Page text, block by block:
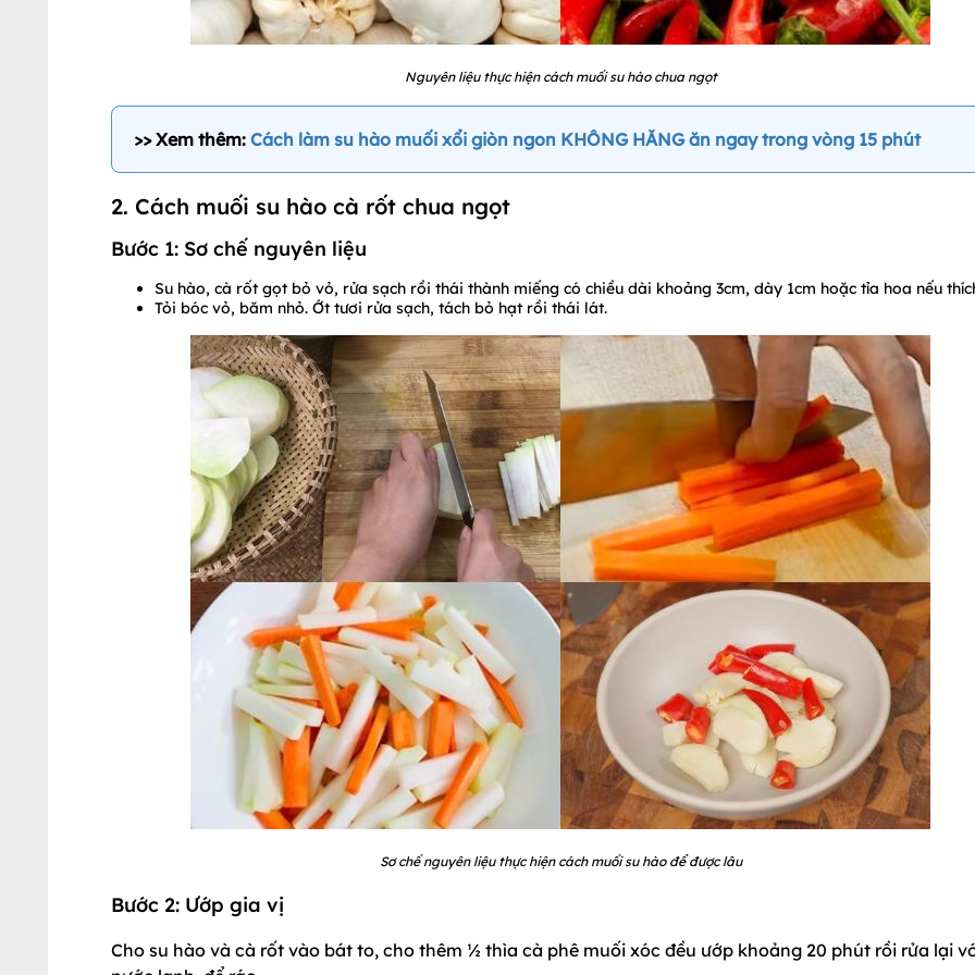
Nguyên liệu thực hiện cách muối su hào chua ngọt
>> Xem thêm: Cách làm su hào muối xổi giòn ngon KHÔNG HĂNG ăn ngay trong vòng 15 phút
2. Cách muối su hào cà rốt chua ngọt
Bước 1: Sơ chế nguyên liệu
Su hào, cà rốt gọt bỏ vỏ, rửa sạch rồi thái thành miếng có chiều dài khoảng 3cm, dày 1cm hoặc tỉa hoa nếu
Tỏi bóc vỏ, băm nhỏ. Ớt tươi rửa sạch, tách bỏ hạt rồi thái lát.
Sơ chế nguyên liệu thực hiện cách muối su hào để được lâu
Bước 2: Ướp gia vị
Cho su hào và cà rốt vào bát to, cho thêm ½ thìa cà phê muối xóc đều ướp khoảng 20 phút rồi rửa lại